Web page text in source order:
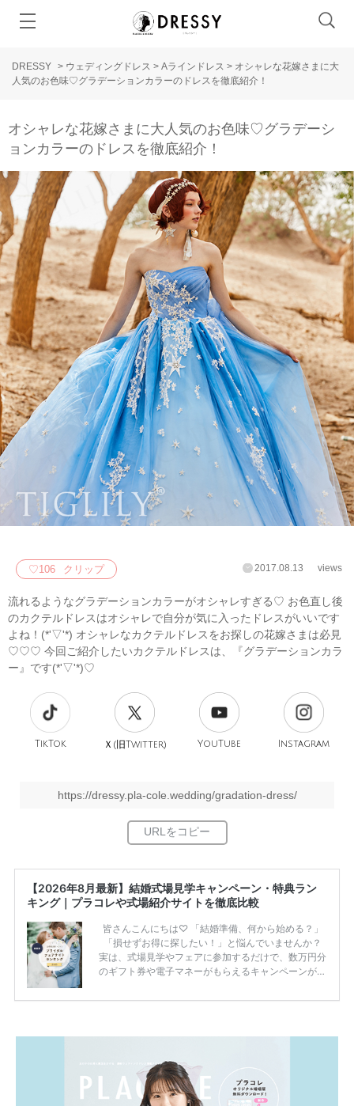
DRESSY > ウェディングドレス > Aラインドレス > オシャレな花嫁さまに大
人気のお色味♡グラデーションカラーのドレスを徹底紹介！
オシャレな花嫁さまに大人気のお色味♡グラデーシ
ョンカラーのドレスを徹底紹介！
♡106 クリップ 2017.08.13 views
流れるようなグラデーションカラーがオシャレすぎる♡ お色直し後
のカクテルドレスはオシャレで自分が気に入ったドレスがいいです
よね！(*'▽'*) オシャレなカクテルドレスをお探しの花嫁さまは必見
♡♡♡ 今回ご紹介したいカクテルドレスは、『グラデーションカラ
ー』です(*'▽'*)♡
TikTok Ｘ(旧Twitter) YouTube Instagram
https://dressy.pla-cole.wedding/gradation-dress/
【2026年8月最新】結婚式場見学キャンペーン・特典ラン
キング｜プラコレや式場紹介サイトを徹底比較
皆さんこんにちは♡ 「結婚準備、何から始める？」
「損せずお得に探したい！」と悩んでいませんか？
実は、式場見学やフェアに参加するだけで、数万円分
のギフト券や電子マネーがもらえるキャンペーンがあ
ため、比較せずに選ぶと損をしてしまうことも……。
一番お得？」「プラコレの特典は？」といった疑問も
解決します。 まずは診断で候補を絞れる「ウェディ
ング診断」か、体験型 […]続きを読む